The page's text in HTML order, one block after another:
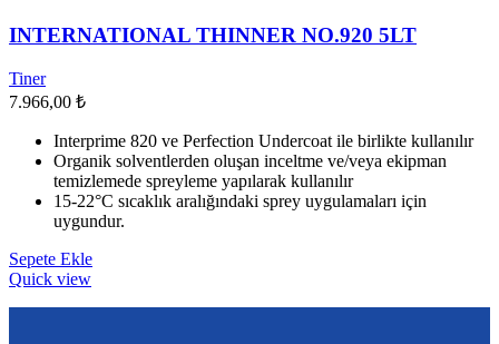
varyasyonu
seçilebilir
INTERNATIONAL THINNER NO.920 5LT
Tiner
7.966,00 ₺
Interprime 820 ve Perfection Undercoat ile birlikte kullanılır
Organik solventlerden oluşan inceltme ve/veya ekipman
temizlemede spreyleme yapılarak kullanılır
15-22°C sıcaklık aralığındaki sprey uygulamaları için
uygundur.
Sepete Ekle
Quick view